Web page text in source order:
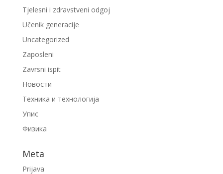
Tjelesni i zdravstveni odgoj
Učenik generacije
Uncategorized
Zaposleni
Zavrsni ispit
Новости
Техника и технологија
Упис
Физика
Meta
Prijava